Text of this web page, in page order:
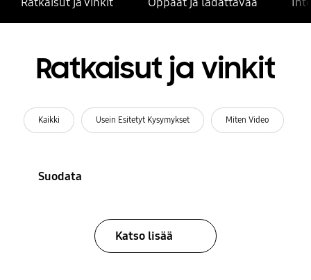
Ratkaisut ja vinkit
Kaikki Usein Esitetyt Kysymykset Miten Video
Suodata
Katso lisää